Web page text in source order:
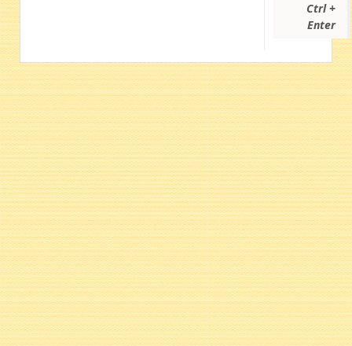
Ctrl +
Enter